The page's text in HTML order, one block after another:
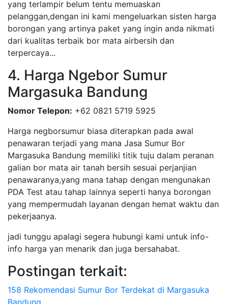
yang terlampir belum tentu memuaskan
pelanggan,dengan ini kami mengeluarkan sisten harga
borongan yang artinya paket yang ingin anda nikmati
dari kualitas terbaik bor mata airbersih dan
terpercaya...
4. Harga Ngebor Sumur
Margasuka Bandung
Nomor Telepon: +62 0821 5719 5925
Harga negborsumur biasa diterapkan pada awal
penawaran terjadi yang mana Jasa Sumur Bor
Margasuka Bandung memiliki titik tuju dalam peranan
galian bor mata air tanah bersih sesuai perjanjian
penawaranya,yang mana tahap dengan mengunakan
PDA Test atau tahap lainnya seperti hanya borongan
yang mempermudah layanan dengan hemat waktu dan
pekerjaanya.
jadi tunggu apalagi segera hubungi kami untuk info-
info harga yan menarik dan juga bersahabat.
Postingan terkait:
158 Rekomendasi Sumur Bor Terdekat di Margasuka
Bandung